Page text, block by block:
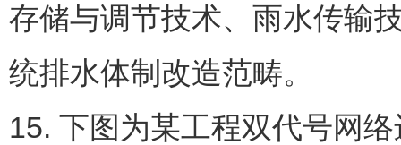
存储与调节技术、雨水传输
统排水体制改造范畴。
15. 下图为某工程双代号网